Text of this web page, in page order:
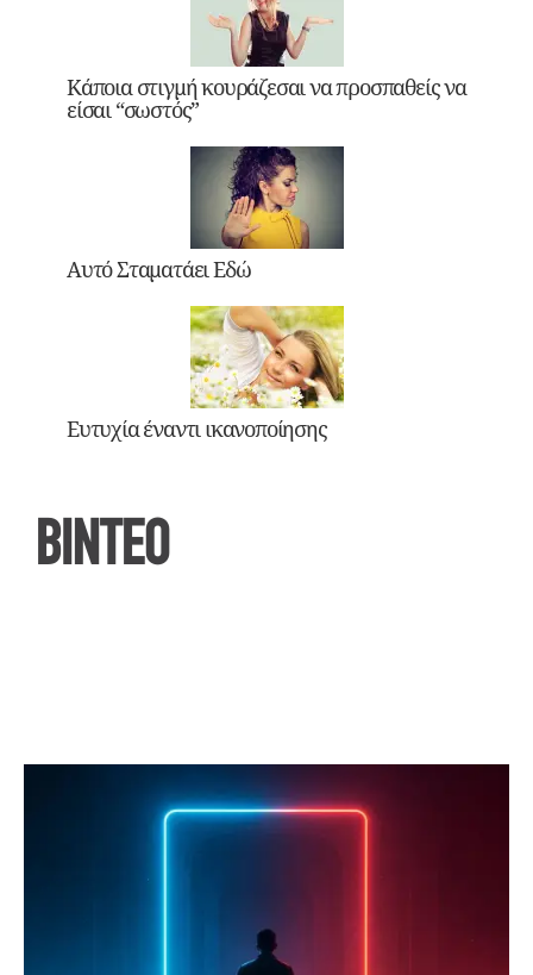
Κάποια στιγμή κουράζεσαι να προσπαθείς να
είσαι “σωστός”
Αυτό Σταματάει Εδώ
Ευτυχία έναντι ικανοποίησης
ΒΙΝΤΕΟ